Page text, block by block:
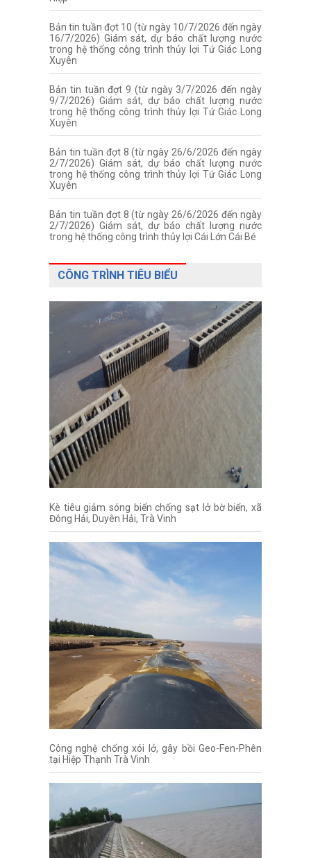
Bản tin tuần đợt 10 (từ ngày 10/7/2026 đến ngày
16/7/2026) Giám sát, dự báo chất lượng nước
trong hệ thống công trình thủy lợi Tứ Giác Long
Xuyên
Bản tin tuần đợt 9 (từ ngày 3/7/2026 đến ngày
9/7/2026) Giám sát, dự báo chất lượng nước
trong hệ thống công trình thủy lợi Tứ Giác Long
Xuyên
Bản tin tuần đợt 8 (từ ngày 26/6/2026 đến ngày
2/7/2026) Giám sát, dự báo chất lượng nước
trong hệ thống công trình thủy lợi Tứ Giác Long
Xuyên
Bản tin tuần đợt 8 (từ ngày 26/6/2026 đến ngày
2/7/2026) Giám sát, dự báo chất lượng nước
trong hệ thống công trình thủy lợi Cái Lớn Cái Bé
CÔNG TRÌNH TIÊU BIỂU
Kè tiêu giảm sóng biển chống sạt lở bờ biển, xã
Đông Hải, Duyên Hải, Trà Vinh
Công nghệ chống xói lở, gây bồi Geo-Fen-Phên
tại Hiệp Thạnh Trà Vinh